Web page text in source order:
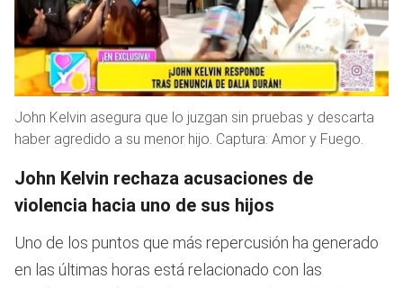
John Kelvin asegura que lo juzgan sin pruebas y descarta
haber agredido a su menor hijo. Captura: Amor y Fuego.
John Kelvin rechaza acusaciones de
violencia hacia uno de sus hijos
Uno de los puntos que más repercusión ha generado
en las últimas horas está relacionado con las